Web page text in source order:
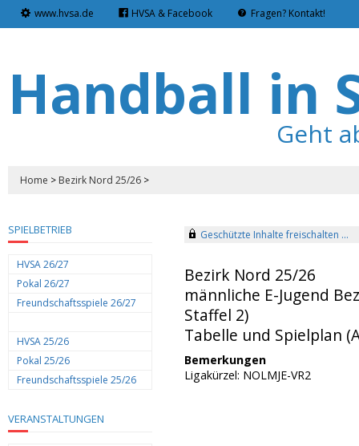
www.hvsa.de HVSA & Facebook Fragen? Kontakt!
Handball in
Geht
Home > Bezirk Nord 25/26 >
SPIELBETRIEB
HVSA 26/27
Pokal 26/27
Freundschaftsspiele 26/27
HVSA 25/26
Pokal 25/26
Freundschaftsspiele 25/26
VERANSTALTUNGEN
Geschützte Inhalte freischalten ...
Bezirk Nord 25/26
männliche E-Jugend
Staffel 2)
Tabelle und Spielplan
Bemerkungen
Ligakürzel: NOLMJE-VR2